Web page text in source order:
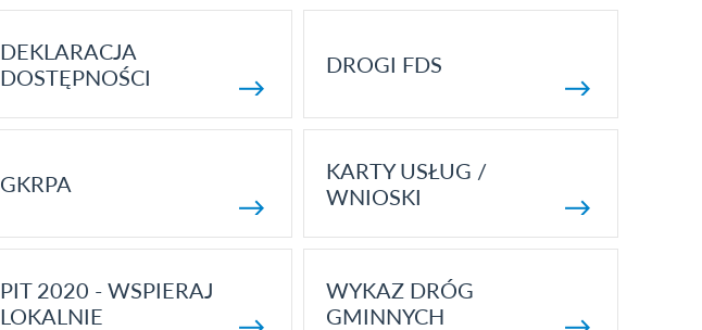
DEKLARACJA
DOSTĘPNOŚCI
DROGI FDS
GKRPA
KARTY USŁUG /
WNIOSKI
PIT 2020 - WSPIERAJ
LOKALNIE
WYKAZ DRÓG
GMINNYCH